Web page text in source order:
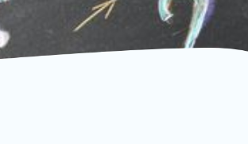
Payment Link: Terima Pembayaran
Dengan Mudah dan Cepat